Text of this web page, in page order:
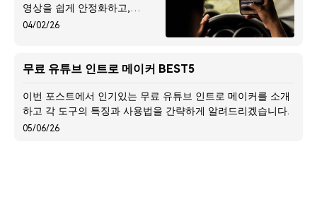
영상을 쉽게 안정화하고,
Filmora 등 대안을 활용하여
04/02/26
무료 유튜브 인트로 메이커 BEST5
이번 포스트에서 인기있는 무료 유튜브 인트로 메이커를 소개
하고 각 도구의 특징과 사용법을 간략하게 알려드리겠습니다.
05/06/26